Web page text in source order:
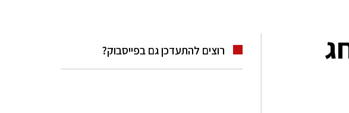
רוצים להתעדכן גם בפייסבוק?